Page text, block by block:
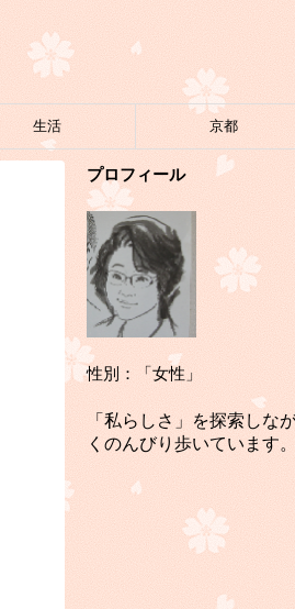
生活 京都
プロフィール
性別：「女性」
「私らしさ」を探索しな
くのんびり歩いています。